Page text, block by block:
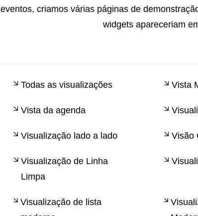
eventos, criamos várias páginas de
widgets apareceriam
Todas as visualizações Vista
Vista da agenda
Visualização lado a lado Visão
Visualização de Linha
Limpa
Visualização de lista